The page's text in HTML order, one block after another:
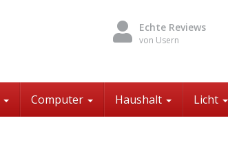
Echte Reviews
von Usern
Computer Haushalt Licht